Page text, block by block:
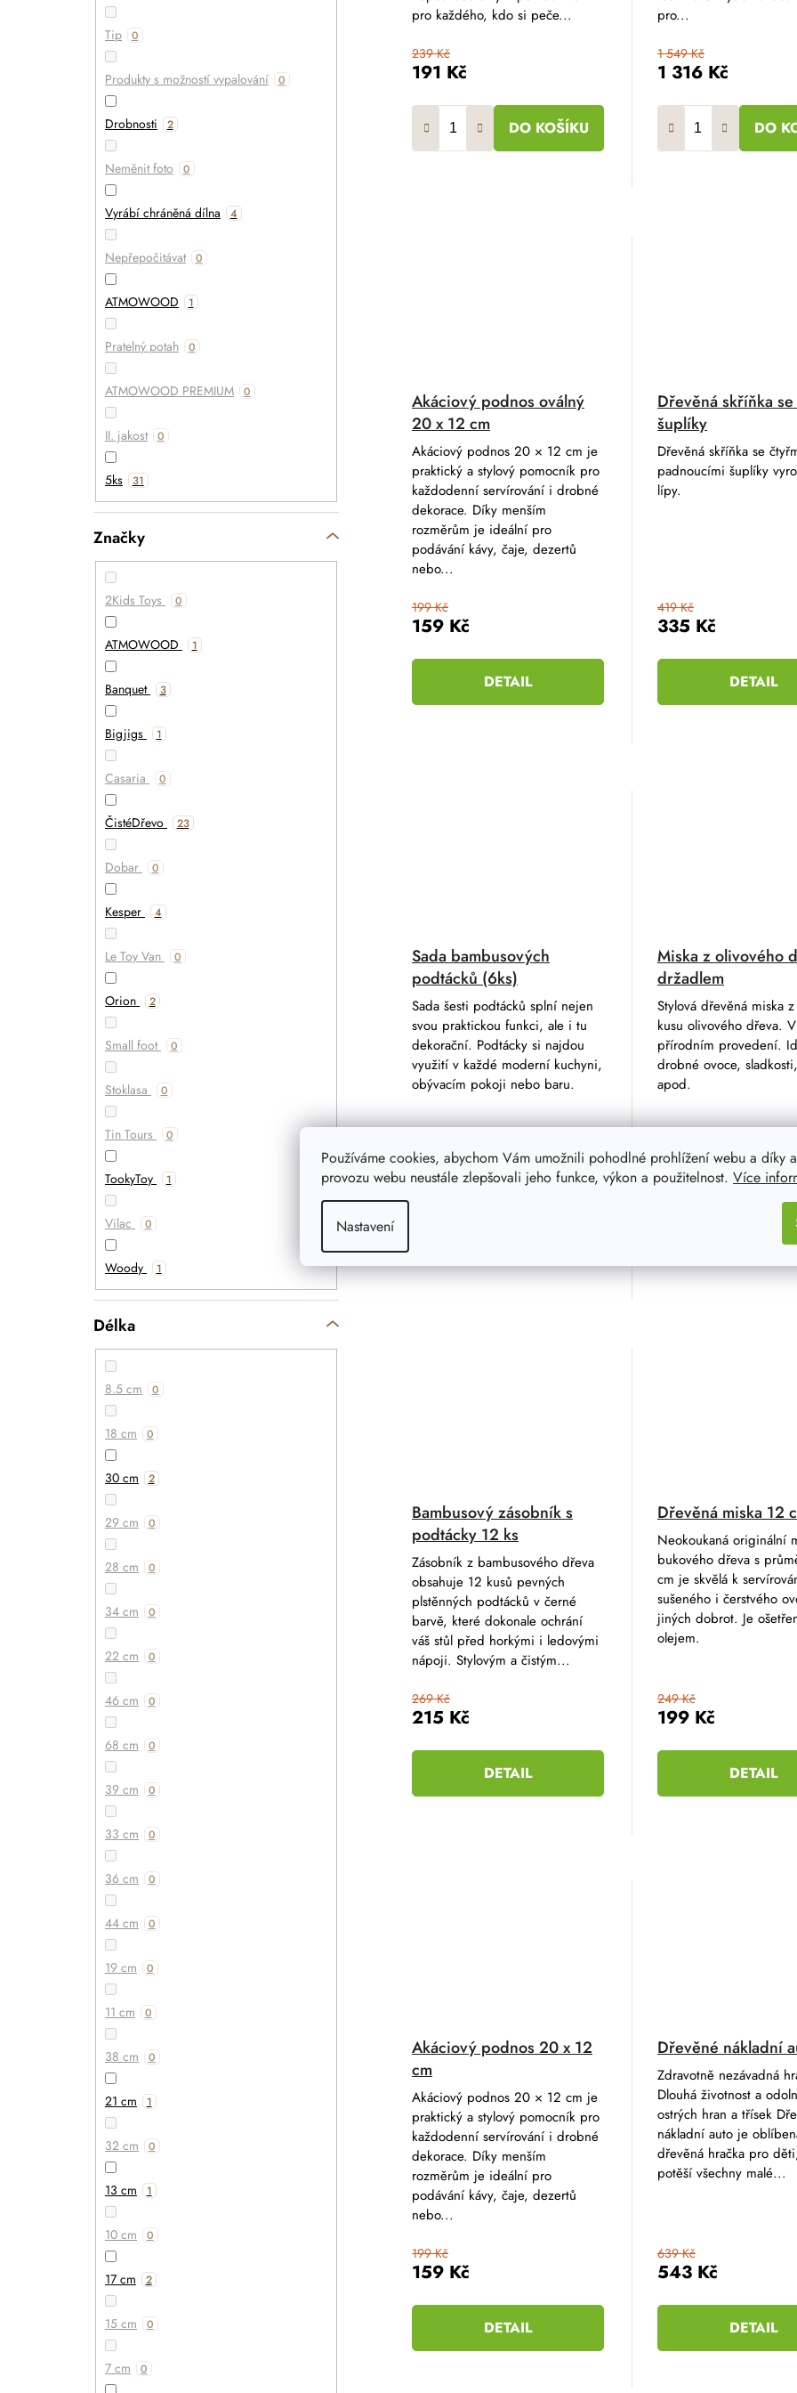
Používáme cookies, abychom Vám umožnili pohodlné prohlížení webu a díky
provozu webu neustále zlepšovali jeho funkce, výkon a použitelnost. Více
Nastavení
Tip 0
Produkty s možností vypalování 0
Drobnosti 2
Neměnit foto 0
Vyrábí chráněná dílna 4
Nepřepočitávat 0
ATMOWOOD 1
Pratelný potah 0
ATMOWOOD PREMIUM 0
II. jakost 0
5ks 31
Značky
2Kids Toys 0
ATMOWOOD 1
Banquet 3
Bigjigs 1
Casaria 0
ČistéDřevo 23
Dobar 0
Kesper 4
Le Toy Van 0
Orion 2
Small foot 0
Stoklasa 0
Tin Tours 0
TookyToy 1
Vilac 0
Woody 1
Délka
8.5 cm 0
18 cm 0
30 cm 2
29 cm 0
28 cm 0
34 cm 0
22 cm 0
46 cm 0
68 cm 0
39 cm 0
33 cm 0
36 cm 0
44 cm 0
19 cm 0
11 cm 0
38 cm 0
21 cm 1
32 cm 0
13 cm 1
10 cm 0
17 cm 2
15 cm 0
7 cm 0
191 Kč
239 Kč
DO KOŠÍKU
pro každého, kdo si peče...
1 316 Kč
1 549 Kč
DO
pro...
Akáciový podnos oválný
20 x 12 cm
159 Kč
199 Kč
DETAIL
Akáciový podnos 20 × 12 cm je
praktický a stylový pomocník pro
každodenní servírování i drobné
dekorace. Díky menším
rozměrům je ideální pro
podávání kávy, čaje, dezertů
nebo...
Dřevěná skříňka
šuplíky
335 Kč
419 Kč
DETAIL
Dřevěná skříňka se
padnoucími šuplíky
lípy.
Sada bambusových
podtácků (6ks)
183 Kč
229 Kč
Sada šesti podtácků splní nejen
svou praktickou funkci, ale i tu
dekorační. Podtácky si najdou
využití v každé moderní kuchyni,
obývacím pokoji nebo baru.
Miska z olivového
držadlem
203 Kč
339 Kč
DO
Stylová dřevěná miska
kusu olivového dřeva. V
přírodním provedení.
drobné ovoce,
apod.
Bambusový zásobník s
podtácky 12 ks
215 Kč
269 Kč
DETAIL
Zásobník z bambusového dřeva
obsahuje 12 kusů pevných
plstěnných podtácků v černé
barvě, které dokonale ochrání
váš stůl před horkými i ledovými
nápoji. Stylovým a čistým...
Dřevěná miska 12
199 Kč
249 Kč
DETAIL
Neokoukaná originální
bukového dřeva s
cm je skvělá k
sušeného i čerstvého
jiných dobrot. Je
olejem.
Akáciový podnos 20 x 12
cm
159 Kč
199 Kč
DETAIL
Akáciový podnos 20 × 12 cm je
praktický a stylový pomocník pro
každodenní servírování i drobné
dekorace. Díky menším
rozměrům je ideální pro
podávání kávy, čaje, dezertů
nebo...
Dřevěné nákladní
543 Kč
639 Kč
DETAIL
Zdravotně nezávadná
Dlouhá životnost a
ostrých hran a třísek
nákladní auto je
dřevěná hračka pro
potěší všechny malé...